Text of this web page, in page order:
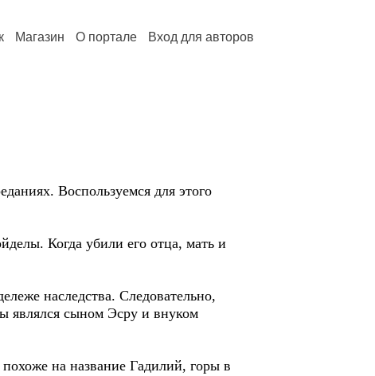
Магазин О портале Вход для авторов
Воспользуемся для этого
Когда убили его отца, мать и
наследства. Следовательно,
являлся сыном Эсру и внуком
на название Гадилий, горы в